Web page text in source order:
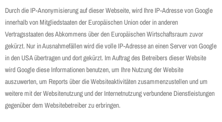
Durch die IP-Anonymisierung auf dieser Webseite, wird Ihre IP-Adresse von Google
innerhalb von Mitgliedstaaten der Europäischen Union oder in anderen
Vertragsstaaten des Abkommens über den Europäischen Wirtschaftsraum zuvor
gekürzt. Nur in Ausnahmefällen wird die volle IP-Adresse an einen Server von Google
in den USA übertragen und dort gekürzt. Im Auftrag des Betreibers dieser Website
wird Google diese Informationen benutzen, um Ihre Nutzung der Website
auszuwerten, um Reports über die Websiteaktivitäten zusammenzustellen und um
weitere mit der Websitenutzung und der Internetnutzung verbundene Dienstleistungen
gegenüber dem Websitebetreiber zu erbringen.